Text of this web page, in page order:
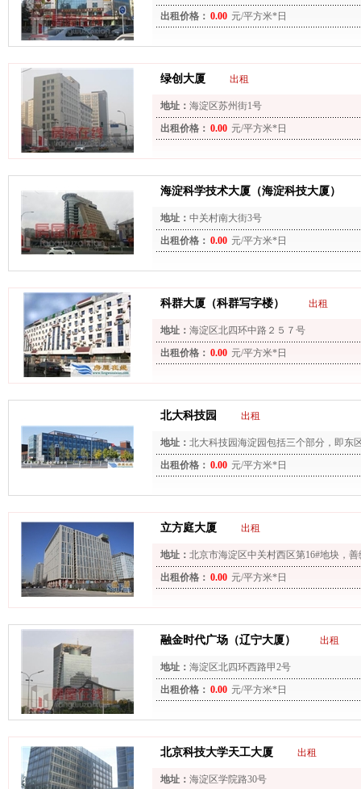
出租价格： 0.00 元/平方米*日
绿创大厦 出租
地址： 海淀区苏州街1号
出租价格： 0.00 元/平方米*日
海淀科学技术大厦（海淀科技大厦）
地址： 中关村南大街3号
出租价格： 0.00 元/平方米*日
科群大厦（科群写字楼） 出租
地址： 海淀区北四环中路２５７号
出租价格： 0.00 元/平方米*日
北大科技园 出租
地址： 北大科技园海淀园包括三个部分，即东
（南街园区）、西区（篓斗桥和挂甲屯园区）
出租价格： 0.00 元/平方米*日
立方庭大厦 出租
地址： 北京市海淀区中关村西区第16#地块，善
出租价格： 0.00 元/平方米*日
融金时代广场（辽宁大厦） 出租
地址： 海淀区北四环西路甲2号
出租价格： 0.00 元/平方米*日
北京科技大学天工大厦 出租
地址： 海淀区学院路30号